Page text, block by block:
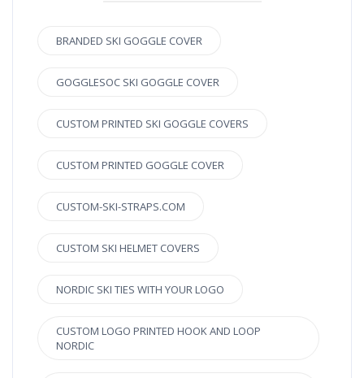
BRANDED SKI GOGGLE COVER
GOGGLESOC SKI GOGGLE COVER
CUSTOM PRINTED SKI GOGGLE COVERS
CUSTOM PRINTED GOGGLE COVER
CUSTOM-SKI-STRAPS.COM
CUSTOM SKI HELMET COVERS
NORDIC SKI TIES WITH YOUR LOGO
CUSTOM LOGO PRINTED HOOK AND LOOP
NORDIC